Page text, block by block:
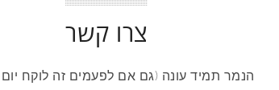
צרו קשר
הנמר תמיד עונה (גם אם לפעמים זה לוקח יום-